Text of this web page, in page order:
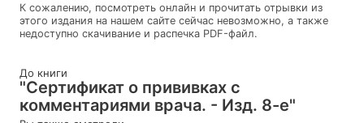
К сожалению, посмотреть онлайн и прочитать отрывки из
этого издания на нашем сайте сейчас невозможно, а также
недоступно скачивание и распечка PDF-файл.
До книги
"Сертификат о прививках с
комментариями врача. - Изд. 8-е"